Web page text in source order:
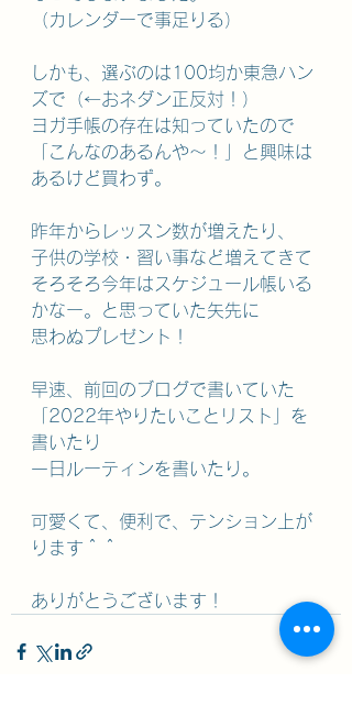
（カレンダーで事足りる）
しかも、選ぶのは100均か東急ハン
ズで（←おネダン正反対！）
ヨガ手帳の存在は知っていたので
「こんなのあるんや～！」と興味は
あるけど買わず。
昨年からレッスン数が増えたり、
子供の学校・習い事など増えてきて
そろそろ今年はスケジュール帳いる
かなー。と思っていた矢先に
思わぬプレゼント！
早速、前回のブログで書いていた
「2022年やりたいことリスト」を
書いたり
一日ルーティンを書いたり。
可愛くて、便利で、テンション上が
ります＾＾
ありがとうございます！